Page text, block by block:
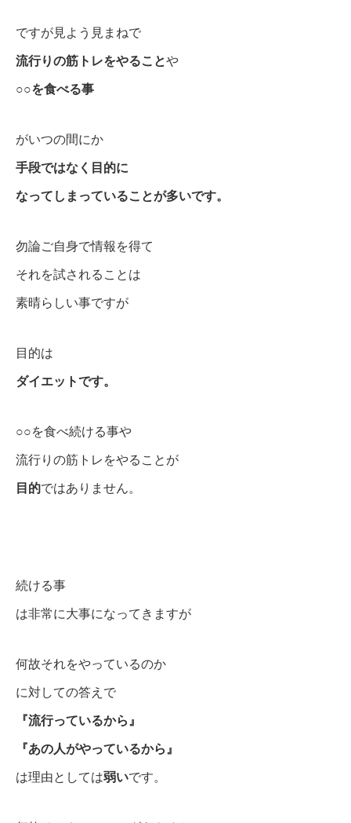
ですが見よう見まねで
流行りの筋トレをやることや
○○を食べる事
がいつの間にか
手段ではなく目的に
なってしまっていることが多いです。
勿論ご自身で情報を得て
それを試されることは
素晴らしい事ですが
目的は
ダイエットです。
○○を食べ続ける事や
流行りの筋トレをやることが
目的ではありません。
続ける事
は非常に大事になってきますが
何故それをやっているのか
に対しての答えで
『流行っているから』
『あの人がやっているから』
は理由としては弱いです。